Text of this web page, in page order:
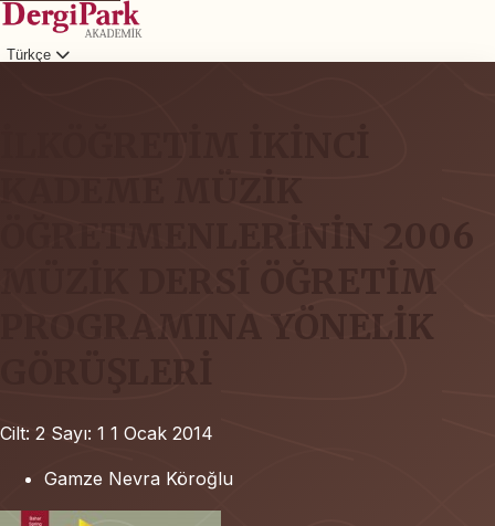
Türkçe
ÖĞRETMENLERİNİN 2006
MÜZİK DERSİ ÖĞRETİM
PROGRAMINA YÖNELİK
GÖRÜŞLERİ
Cilt: 2 Sayı: 1 1 Ocak 2014
Gamze Nevra Köroğlu